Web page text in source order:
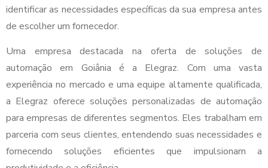
identificar as necessidades específicas da sua empresa antes
de escolher um fornecedor.
Uma empresa destacada na oferta de soluções de
automação em Goiânia é a Elegraz. Com uma vasta
experiência no mercado e uma equipe altamente qualificada,
a Elegraz oferece soluções personalizadas de automação
para empresas de diferentes segmentos. Eles trabalham em
parceria com seus clientes, entendendo suas necessidades e
fornecendo soluções eficientes que impulsionam a